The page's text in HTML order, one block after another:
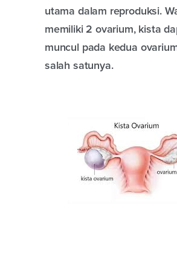
utama dalam reproduksi.
memiliki 2 ovarium, kista
muncul pada kedua
salah satunya.